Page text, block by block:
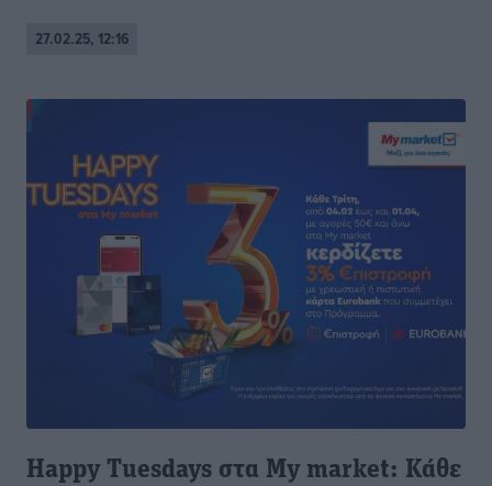
27.02.25, 12:16
Happy Tuesdays στα My market: Κάθε